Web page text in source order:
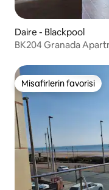
Daire - Blackpool
BK204 Granada
Misafirlerin favorisi
Misafirlerin favorisi